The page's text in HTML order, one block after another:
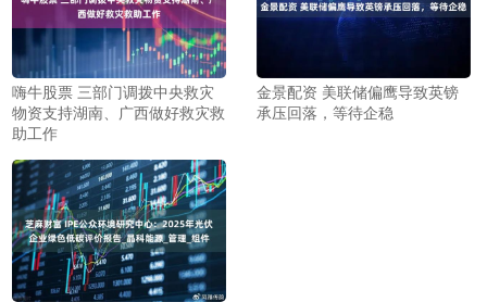
嗨牛股票 三部门调拨中央救灾
物资支持湖南、广西做好救灾救
助工作
金景配资 美联储偏鹰导致英镑
承压回落，等待企稳